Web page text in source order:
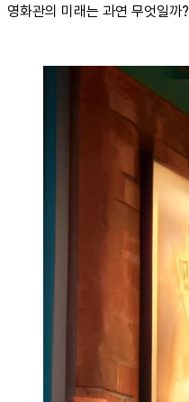
영화관의 미래는 과연 무엇일까?